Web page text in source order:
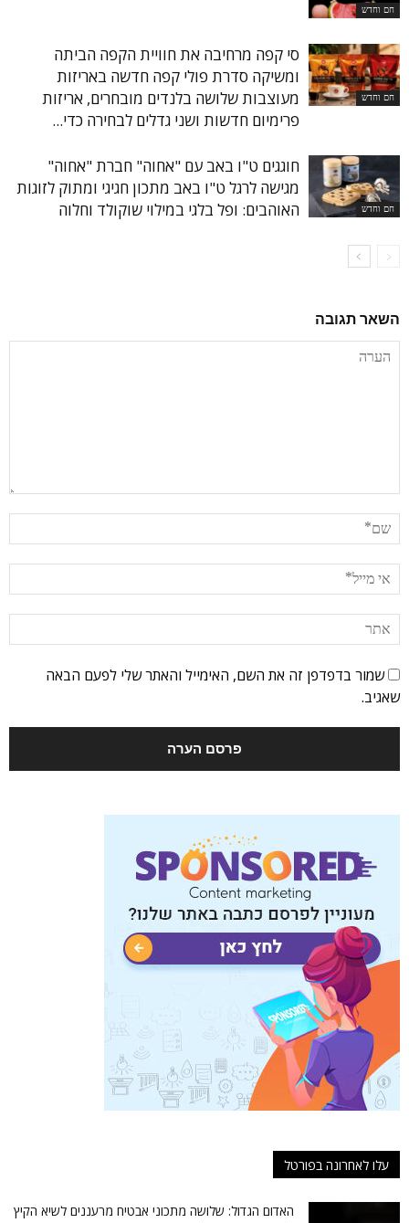
חם וחדש
חם וחדש
סי קפה מרחיבה את חוויית הקפה הביתה
ומשיקה סדרת פולי קפה חדשה באריזות
מעוצבות שלושה בלנדים מובחרים, אריזות
פרימיום חדשות ושני גדלים לבחירה כדי...
חם וחדש
חוגגים ט"ו באב עם "אחוה" חברת "אחוה"
מגישה לרגל ט"ו באב מתכון חגיגי ומתוק לזוגות
האוהבים: ופל בלגי במילוי שוקולד וחלוה
השאר תגובה
שמור בדפדפן זה את השם, האימייל והאתר שלי לפעם הבאה
שאגיב.
עלו לאחרונה בפורטל
האדום הגדול: שלושה מתכוני אבטיח מרעננים לשיא הקיץ